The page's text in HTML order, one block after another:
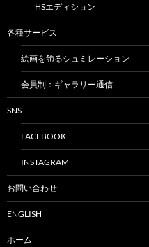
HSエディション
各種サービス
絵画を飾るシュミレーション
会員制：ギャラリー通信
SNS
FACEBOOK
INSTAGRAM
お問い合わせ
ENGLISH
ホーム